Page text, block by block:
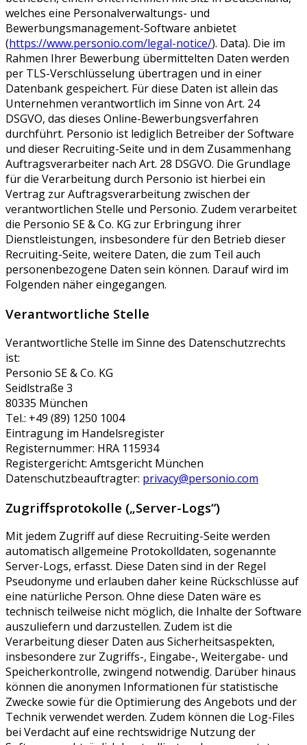
welches eine Personalverwaltungs- und
Bewerbungsmanagement-Software anbietet
(https://www.personio.com/legal-notice/). Data). Die im
Rahmen Ihrer Bewerbung übermittelten Daten werden
per TLS-Verschlüsselung übertragen und in einer
Datenbank gespeichert. Für diese Daten ist allein das
Unternehmen verantwortlich im Sinne von Art. 24
DSGVO, das dieses Online-Bewerbungsverfahren
durchführt. Personio ist lediglich Betreiber der Software
und dieser Recruiting-Seite und in dem Zusammenhang
Auftragsverarbeiter nach Art. 28 DSGVO. Die Grundlage
für die Verarbeitung durch Personio ist hierbei ein
Vertrag zur Auftragsverarbeitung zwischen der
verantwortlichen Stelle und Personio. Zudem verarbeitet
die Personio SE & Co. KG zur Erbringung ihrer
Dienstleistungen, insbesondere für den Betrieb dieser
Recruiting-Seite, weitere Daten, die zum Teil auch
personenbezogene Daten sein können. Darauf wird im
Folgenden näher eingegangen.
Verantwortliche Stelle
Verantwortliche Stelle im Sinne des Datenschutzrechts
ist:
Personio SE & Co. KG
Seidlstraße 3
80335 München
Tel.: +49 (89) 1250 1004
Eintragung im Handelsregister
Registernummer: HRA 115934
Registergericht: Amtsgericht München
Datenschutzbeauftragter: privacy@personio.com
Zugriffsprotokolle („Server-Logs“)
Mit jedem Zugriff auf diese Recruiting-Seite werden
automatisch allgemeine Protokolldaten, sogenannte
Server-Logs, erfasst. Diese Daten sind in der Regel
Pseudonyme und erlauben daher keine Rückschlüsse auf
eine natürliche Person. Ohne diese Daten wäre es
technisch teilweise nicht möglich, die Inhalte der Software
auszuliefern und darzustellen. Zudem ist die
Verarbeitung dieser Daten aus Sicherheitsaspekten,
insbesondere zur Zugriffs-, Eingabe-, Weitergabe- und
Speicherkontrolle, zwingend notwendig. Darüber hinaus
können die anonymen Informationen für statistische
Zwecke sowie für die Optimierung des Angebots und der
Technik verwendet werden. Zudem können die Log-Files
bei Verdacht auf eine rechtswidrige Nutzung der